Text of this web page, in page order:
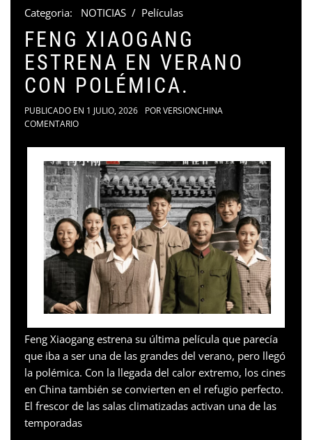
Categoria: NOTICIAS / Películas
FENG XIAOGANG
ESTRENA EN VERANO
CON POLÉMICA.
PUBLICADO EN 1 JULIO, 2026 PORVERSIONCHINA
COMENTARIO
Feng Xiaogang estrena su última película que parecía
que iba a ser una de las grandes del verano, pero llegó
la polémica. Con la llegada del calor extremo, los cines
en China también se convierten en el refugio perfecto.
El frescor de las salas climatizadas activan una de las
temporadas